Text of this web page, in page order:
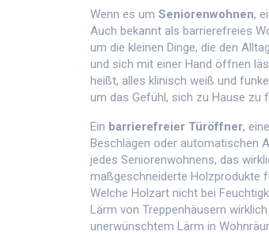
Wenn es um Seniorenwohnen,
Auch bekannt als barrierefreies
um die kleinen Dinge, die den
und sich mit einer Hand öffnen
heißt, alles klinisch weiß und
um das Gefühl, sich zu Hause zu
Ein barrierefreier Türöffner,
Beschlägen oder automatischen
jedes Seniorenwohnens, das
maßgeschneiderte Holzprodukte
Welche Holzart nicht bei
Lärm von Treppenhäusern
unerwünschtem Lärm in